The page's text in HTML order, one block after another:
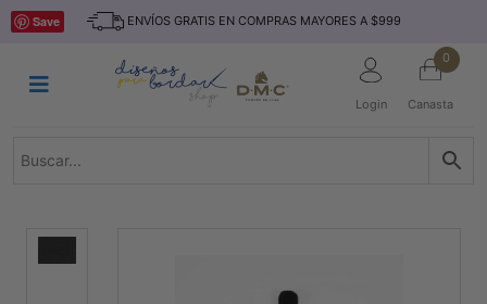
Saltar
ENVÍOS GRATIS EN COMPRAS MAYORES A $999
Login
0
Canasta
INICIO
TEJIDO
Save